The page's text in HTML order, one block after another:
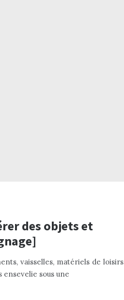
des objets et
vaisselles, matériels de loisirs
ensevelie sous une